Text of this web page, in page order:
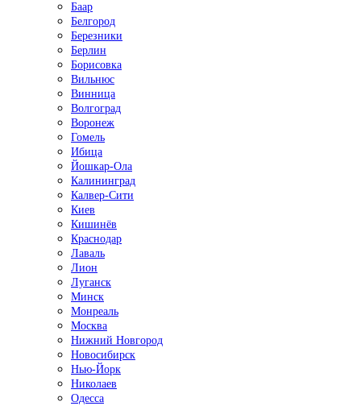
Баар
Белгород
Березники
Берлин
Борисовка
Вильнюс
Винница
Волгоград
Воронеж
Гомель
Ибица
Йошкар-Ола
Калининград
Калвер-Сити
Киев
Кишинёв
Краснодар
Лаваль
Лион
Луганск
Минск
Монреаль
Москва
Нижний Новгород
Новосибирск
Нью-Йорк
Николаев
Одесса